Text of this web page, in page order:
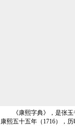
《康熙字典》，是张玉书
康熙五十五年（1716），